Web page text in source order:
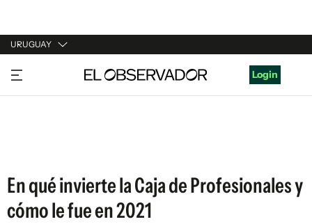
URUGUAY
URUGUAY
ARGENTINA
Login
En qué invierte la Caja de Profesionales y
cómo le fue en 2021